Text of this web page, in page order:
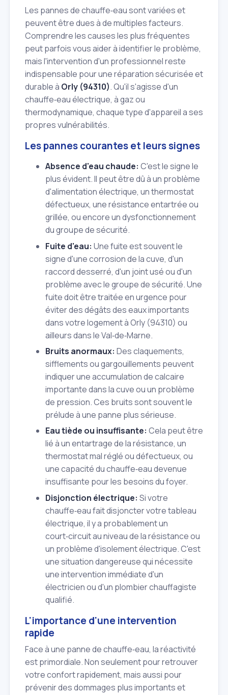
Les pannes de chauffe‑eau sont variées et
peuvent être dues à de multiples facteurs.
Comprendre les causes les plus fréquentes
peut parfois vous aider à identifier le problème,
mais l'intervention d'un professionnel reste
indispensable pour une réparation sécurisée et
durable à Orly (94310). Qu'il s'agisse d'un
chauffe‑eau électrique, à gaz ou
thermodynamique, chaque type d'appareil a ses
propres vulnérabilités.
Les pannes courantes et leurs signes
Absence d'eau chaude: C'est le signe le
plus évident. Il peut être dû à un problème
d'alimentation électrique, un thermostat
défectueux, une résistance entartrée ou
grillée, ou encore un dysfonctionnement
du groupe de sécurité.
Fuite d'eau: Une fuite est souvent le
signe d'une corrosion de la cuve, d'un
raccord desserré, d'un joint usé ou d'un
problème avec le groupe de sécurité. Une
fuite doit être traitée en urgence pour
éviter des dégâts des eaux importants
dans votre logement à Orly (94310) ou
ailleurs dans le Val‑de‑Marne.
Bruits anormaux: Des claquements,
sifflements ou gargouillements peuvent
indiquer une accumulation de calcaire
importante dans la cuve ou un problème
de pression. Ces bruits sont souvent le
prélude à une panne plus sérieuse.
Eau tiède ou insuffisante: Cela peut être
lié à un entartrage de la résistance, un
thermostat mal réglé ou défectueux, ou
une capacité du chauffe‑eau devenue
insuffisante pour les besoins du foyer.
Disjonction électrique: Si votre
chauffe‑eau fait disjoncter votre tableau
électrique, il y a probablement un
court‑circuit au niveau de la résistance ou
un problème d'isolement électrique. C'est
une situation dangereuse qui nécessite
une intervention immédiate d'un
électricien ou d'un plombier chauffagiste
qualifié.
L'importance d'une intervention
rapide
Face à une panne de chauffe‑eau, la réactivité
est primordiale. Non seulement pour retrouver
votre confort rapidement, mais aussi pour
prévenir des dommages plus importants et